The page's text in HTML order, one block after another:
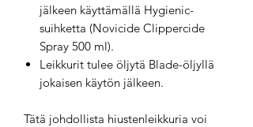
jälkeen käyttämällä Hygienic-
suihketta (Novicide Clippercide
Spray 500 ml).
Leikkurit tulee öljytä Blade-öljyllä
jokaisen käytön jälkeen.
Tätä johdollista hiustenleikkuria voi